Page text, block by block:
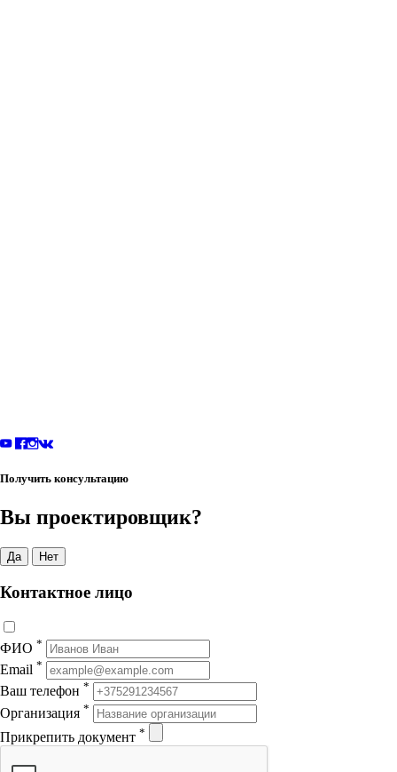
Получить консультацию
Вы проектировщик?
Да Нет
Контактное лицо
ФИО *
Email *
Ваш телефон *
Организация *
Прикрепить документ *